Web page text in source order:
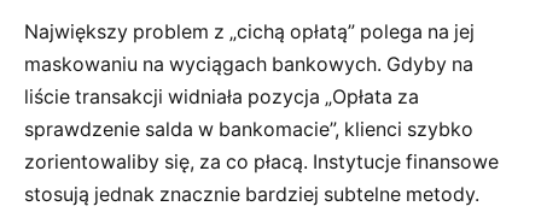
Największy problem z „cichą opłatą” polega na jej
maskowaniu na wyciągach bankowych. Gdyby na
liście transakcji widniała pozycja „Opłata za
sprawdzenie salda w bankomacie”, klienci szybko
zorientowaliby się, za co płacą. Instytucje finansowe
stosują jednak znacznie bardziej subtelne metody.